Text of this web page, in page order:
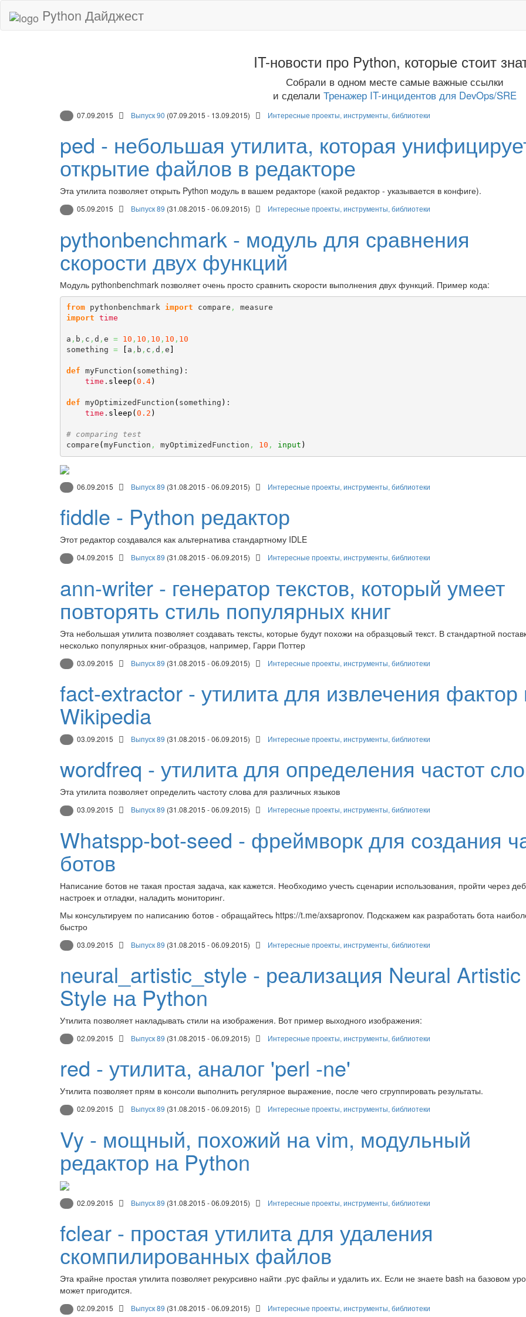
Python Дайджест
IT-новости про Python, которые стоит
Собрали в одном месте самые важные ссылки
и сделали Тренажер IT-инцидентов для DevOps/SRE
07.09.2015 Выпуск 90 (07.09.2015 - 13.09.2015) Интересные проекты, инструменты, библиотеки
ped - небольшая утилита, которая
открытие файлов в редакторе
Эта утилита позволяет открыть Python модуль в вашем редакторе (какой редактор - указывается в конфиге).
05.09.2015 Выпуск 89 (31.08.2015 - 06.09.2015) Интересные проекты, инструменты, библиотеки
pythonbenchmark - модуль для сравнения
скорости двух функций
Модуль pythonbenchmark позволяет очень просто сравнить скорости выполнения двух функций. Пример кода:
from pythonbenchmark import compare ,
import time
a , b , c , d , e = 10 , 10 , 10 , 10 , 10
something = a , b , c , d , e
def myFunction ( something ) :
time . sleep ( 0.4)
def myOptimizedFunction ( something ) :
time . sleep ( 0.2 )
# comparing test
compare ( myFunction , myOptimizedFunction , 10 , input )
06.09.2015 Выпуск 89 (31.08.2015 - 06.09.2015) Интересные проекты, инструменты, библиотеки
fiddle - Python редактор
Этот редактор создавался как альтернатива стандартному IDLE
04.09.2015 Выпуск 89 (31.08.2015 - 06.09.2015) Интересные проекты, инструменты, библиотеки
ann-writer - генератор текстов, который умеет
повторять стиль популярных книг
Эта небольшая утилита позволяет создавать тексты, которые будут похожи на образцовый текст. В стандартной
несколько популярных книг-образцов, например, Гарри Поттер
03.09.2015 Выпуск 89 (31.08.2015 - 06.09.2015) Интересные проекты, инструменты, библиотеки
fact-extractor - утилита для извлечения фактор
Wikipedia
03.09.2015 Выпуск 89 (31.08.2015 - 06.09.2015) Интересные проекты, инструменты, библиотеки
wordfreq - утилита для определения частот
Эта утилита позволяет определить частоту слова для различных языков
03.09.2015 Выпуск 89 (31.08.2015 - 06.09.2015) Интересные проекты, инструменты, библиотеки
Whatspp-bot-seed - фреймворк для создания
ботов
Написание ботов не такая простая задача, как кажется. Необходимо учесть сценарии использования, пройти через
настроек и отладки, наладить мониторинг.
Мы консультируем по написанию ботов - обращайтесь https://t.me/axsapronov. Подскажем как разработать бота
быстро
03.09.2015 Выпуск 89 (31.08.2015 - 06.09.2015) Интересные проекты, инструменты, библиотеки
neural_artistic_style - реализация Neural Artistic
Style на Python
Утилита позволяет накладывать стили на изображения. Вот пример выходного изображения:
02.09.2015 Выпуск 89 (31.08.2015 - 06.09.2015) Интересные проекты, инструменты, библиотеки
red - утилита, аналог 'perl -ne'
Утилита позволяет прям в консоли выполнить регулярное выражение, после чего сгруппировать результаты.
02.09.2015 Выпуск 89 (31.08.2015 - 06.09.2015) Интересные проекты, инструменты, библиотеки
Vy - мощный, похожий на vim, модульный
редактор на Python
02.09.2015 Выпуск 89 (31.08.2015 - 06.09.2015) Интересные проекты, инструменты, библиотеки
fclear - простая утилита для удаления
скомпилированных файлов
Эта крайне простая утилита позволяет рекурсивно найти .pyc файлы и удалить их. Если не знаете bash на базовом
может пригодится.
02.09.2015 Выпуск 89 (31.08.2015 - 06.09.2015) Интересные проекты, инструменты, библиотеки